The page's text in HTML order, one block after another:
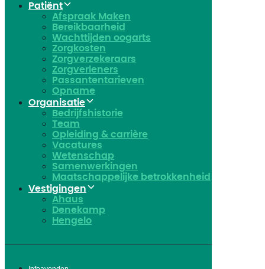
Patiënt
Afspraak Maken
Bereikbaarheid
Wachttijden oogarts
Zorgkosten
Zorgverzekeraars
Zorgverleners
Passantentarieven
Opname
Organisatie
Bedrijfshistorie
Team
Opleiding & carrière
Vacatures
Wetenschap
Samenwerkingen
Maatschappelijke betrokkenheid
Vestigingen
Ahaus
Denekamp
Hengelo